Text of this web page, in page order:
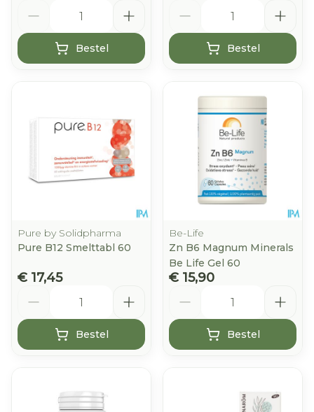
Bestel Bestel
Pure by Solidpharma
Pure B12 Smelttabl 60
€ 17,45
Bestel
Be-Life
Zn B6 Magnum Minerals
Be Life Gel 60
€ 15,90
Bestel